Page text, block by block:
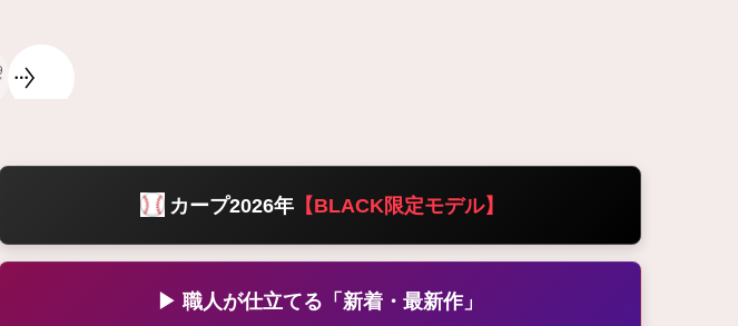
カープ2026年【BLACK限定モデル】
▶ 職人が仕立てる「新着・最新作」